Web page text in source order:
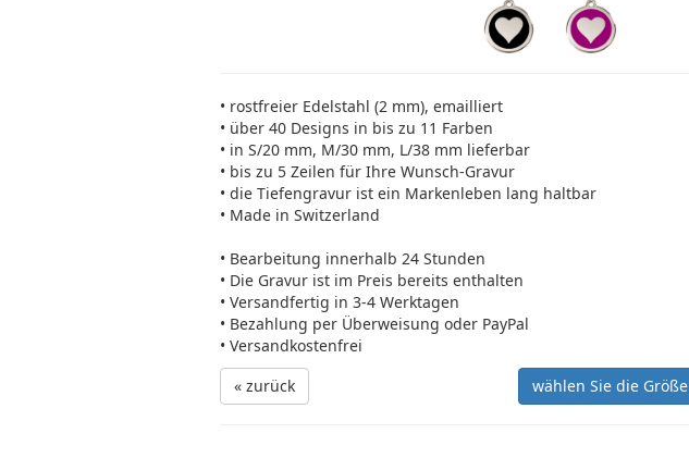
• rostfreier Edelstahl (2 mm), emailliert
• über 40 Designs in bis zu 11 Farben
• in S/20 mm, M/30 mm, L/38 mm lieferbar
• bis zu 5 Zeilen für Ihre Wunsch-Gravur
• die Tiefengravur ist ein Markenleben lang haltbar
• Made in Switzerland
• Bearbeitung innerhalb 24 Stunden
• Die Gravur ist im Preis bereits enthalten
• Versandfertig in 3-4 Werktagen
• Bezahlung per Überweisung oder PayPal
• Versandkostenfrei
« zurück
wählen Sie die Größe